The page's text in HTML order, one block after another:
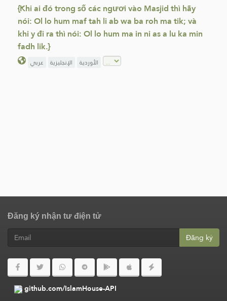
{Khi ai đó trong số các ngươi vào Masjid thì hãy
nói: Ol lo hum maf tah li ab wa ba roh ma tik; và
khi y đi ra thì nói: Ol lo hum ma in ni as a lu ka min
fadh lik.}
عربي الإنجليزية الأوردية
Đăng ký nhận tư điện tử
Đăng ký
github.com/IslamHouse-API